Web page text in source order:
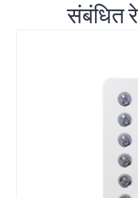
संबंधित